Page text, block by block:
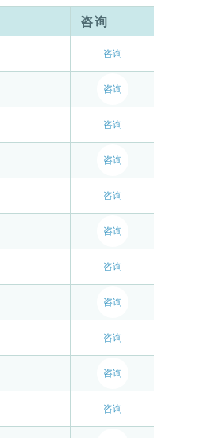
咨询
咨询
咨询
咨询
咨询
咨询
咨询
咨询
咨询
咨询
咨询
咨询